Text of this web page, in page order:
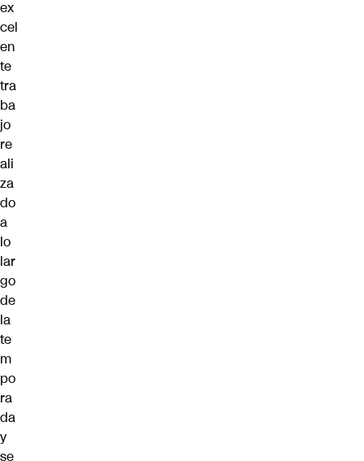
ex
cel
en
te
tra
ba
jo
re
ali
za
do
a
lo
lar
go
de
la
te
m
po
ra
da
y
se